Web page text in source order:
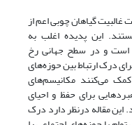
غالبیت گیاهان چوبی اعم از
این پدیده اغلب به
و در سطح جهانی رخ
درک ارتباط بین حوزه‌های
می‌کنند مکانیسم‌های
برای حفظ و احیای
مقاله درنظر دارد درک